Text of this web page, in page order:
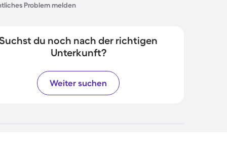
Problem melden
du noch nach der richtigen
Unterkunft?
Weiter suchen